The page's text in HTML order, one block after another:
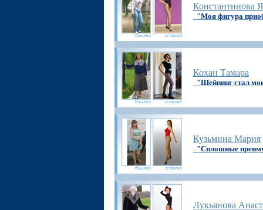
Константинова
"Моя фигура
Кохан Тамара
"Шейпинг стал
Кузьмина Мария
"Сплошные
Лукьянова